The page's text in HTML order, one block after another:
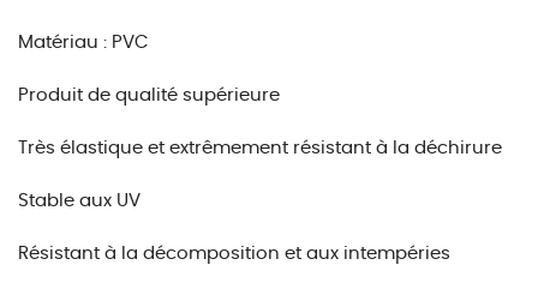
Matériau : PVC
Produit de qualité supérieure
Très élastique et extrêmement résistant à la déchirure
Stable aux UV
Résistant à la décomposition et aux intempéries